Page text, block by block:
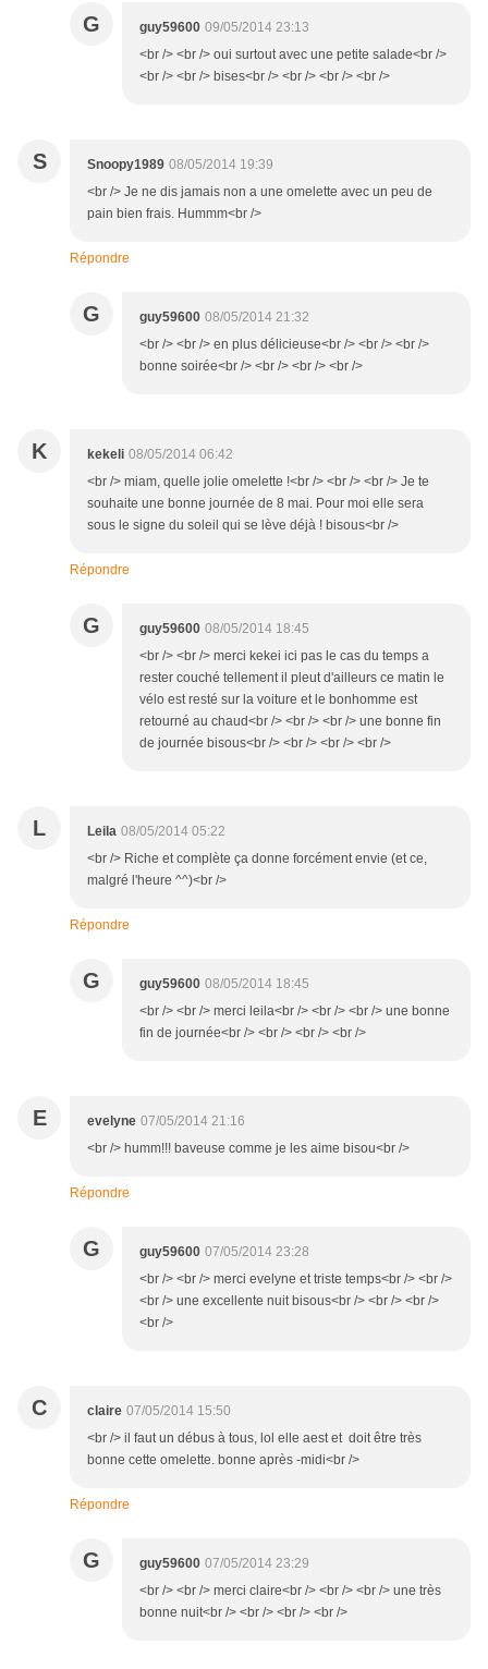
G guy59600 09/05/2014 23:13
<br /> <br /> oui surtout avec une petite salade<br />
<br /> <br /> bises<br /> <br /> <br /> <br />
S Snoopy1989 08/05/2014 19:39
<br /> Je ne dis jamais non a une omelette avec un peu de
pain bien frais. Hummm<br />
Répondre
G guy59600 08/05/2014 21:32
<br /> <br /> en plus délicieuse<br /> <br /> <br />
bonne soirée<br /> <br /> <br /> <br />
K kekeli 08/05/2014 06:42
<br /> miam, quelle jolie omelette !<br /> <br /> <br /> Je te
souhaite une bonne journée de 8 mai. Pour moi elle sera
sous le signe du soleil qui se lève déjà ! bisous<br />
Répondre
G guy59600 08/05/2014 18:45
<br /> <br /> merci kekei ici pas le cas du temps a
rester couché tellement il pleut d'ailleurs ce matin le
vélo est resté sur la voiture et le bonhomme est
retourné au chaud<br /> <br /> <br /> une bonne fin
de journée bisous<br /> <br /> <br /> <br />
L Leila 08/05/2014 05:22
<br /> Riche et complète ça donne forcément envie (et ce,
malgré l'heure ^^)<br />
Répondre
G guy59600 08/05/2014 18:45
<br /> <br /> merci leila<br /> <br /> <br /> une bonne
fin de journée<br /> <br /> <br /> <br />
E evelyne 07/05/2014 21:16
<br /> humm!!! baveuse comme je les aime bisou<br />
Répondre
G guy59600 07/05/2014 23:28
<br /> <br /> merci evelyne et triste temps<br /> <br />
<br /> une excellente nuit bisous<br /> <br /> <br />
<br />
C claire 07/05/2014 15:50
<br /> il faut un débus à tous, lol elle aest et doit être très
bonne cette omelette. bonne après -midi<br />
Répondre
G guy59600 07/05/2014 23:29
<br /> <br /> merci claire<br /> <br /> <br /> une très
bonne nuit<br /> <br /> <br /> <br />